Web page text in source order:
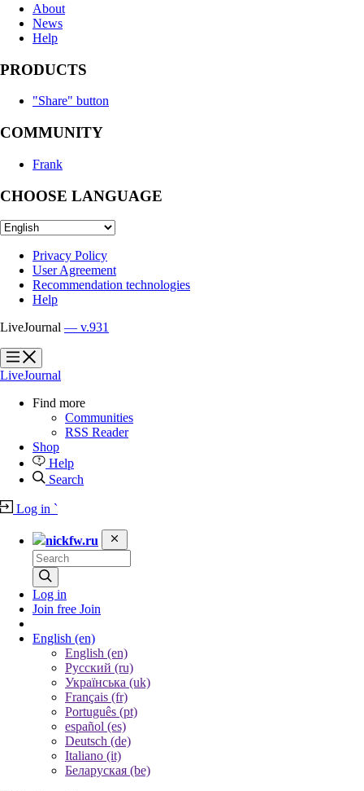
About
News
Help
PRODUCTS
"Share" button
COMMUNITY
Frank
CHOOSE LANGUAGE
Privacy Policy
User Agreement
Recommendation technologies
Help
LiveJournal — v.931
?
?
LiveJournal
Find more
Communities
RSS Reader
Shop
Help
Search
Log in `
nickfw.ru
Log in
Join free Join
English (en)
English (en)
Русский (ru)
Українська (uk)
Français (fr)
Português (pt)
español (es)
Deutsch (de)
Italiano (it)
Беларуская (be)